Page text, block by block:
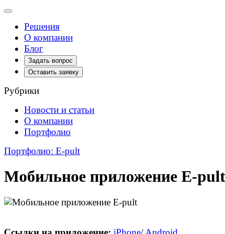
Toggle
navigationРешения
О компании
Блог
Задать вопрос
Оставить заявку
Рубрики
Новости и статьи
О компании
Портфолио
Портфолио: E-pult
Мобильное приложение E-pult